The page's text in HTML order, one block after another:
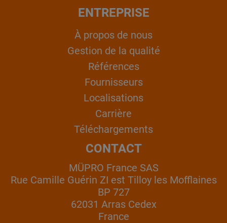
ENTREPRISE
À propos de nous
Gestion de la qualité
Références
Fournisseurs
Localisations
Carrière
Téléchargements
CONTACT
MÜPRO France SAS
Rue Camille Guérin ZI est Tilloy les Mofflaines
BP 727
62031 Arras Cedex
France